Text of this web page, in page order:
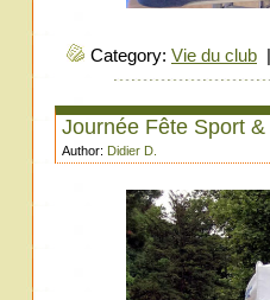
Category: Vie du club
Journée Fête Sport
Author: Didier D.